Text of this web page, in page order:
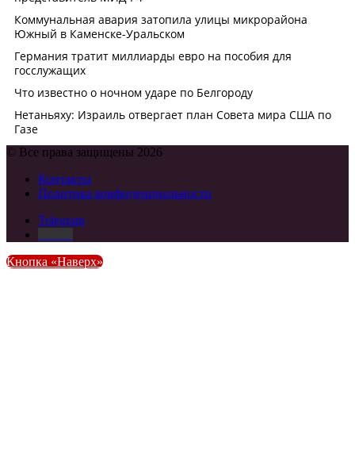
© Все права защищены 2026
Контакты
Политика конфиденциальности
Telegram
Кнопка «Наверх»